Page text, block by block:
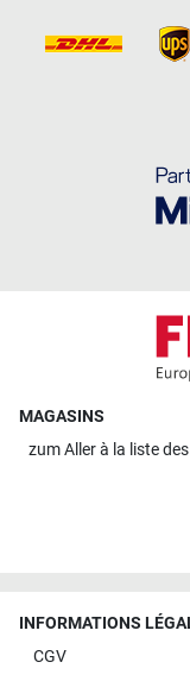
MAGASINS
zumAller à la liste
INFORMATIONS
CGV